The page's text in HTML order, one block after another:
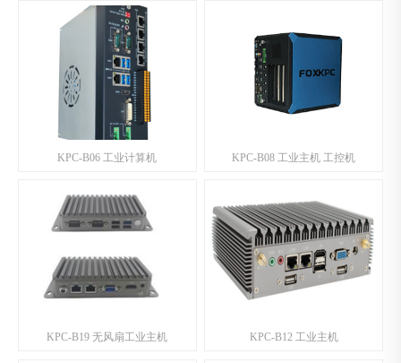
KPC-B06 工业计算机 KPC-B08 工业主机 工控机
KPC-B19 无风扇工业主机 KPC-B12 工业主机